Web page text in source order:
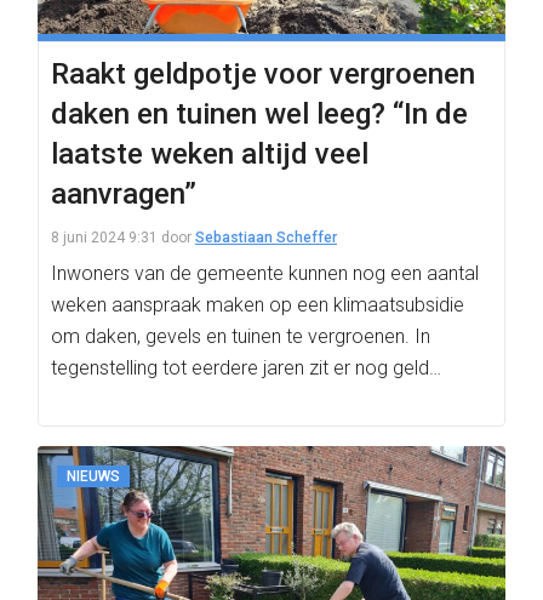
Raakt geldpotje voor vergroenen
daken en tuinen wel leeg? “In de
laatste weken altijd veel
aanvragen”
8 juni 2024 9:31 door Sebastiaan Scheffer
Inwoners van de gemeente kunnen nog een aantal
weken aanspraak maken op een klimaatsubsidie
om daken, gevels en tuinen te vergroenen. In
tegenstelling tot eerdere jaren zit er nog geld…
NIEUWS